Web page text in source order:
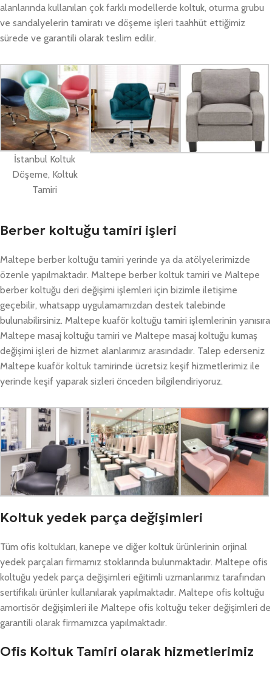
alanlarında kullanılan çok farklı modellerde koltuk, oturma grubu
ve sandalyelerin tamiratı ve döşeme işleri taahhüt ettiğimiz
sürede ve garantili olarak teslim edilir.
İstanbul Koltuk
Döşeme, Koltuk
Tamiri
Berber koltuğu tamiri işleri
Maltepe berber koltuğu tamiri yerinde ya da atölyelerimizde
özenle yapılmaktadır. Maltepe berber koltuk tamiri ve Maltepe
berber koltuğu deri değişimi işlemleri için bizimle iletişime
geçebilir, whatsapp uygulamamızdan destek talebinde
bulunabilirsiniz. Maltepe kuaför koltuğu tamiri işlemlerinin yanısıra
Maltepe masaj koltuğu tamiri ve Maltepe masaj koltuğu kumaş
değişimi işleri de hizmet alanlarımız arasındadır. Talep ederseniz
Maltepe kuaför koltuk tamirinde ücretsiz keşif hizmetlerimiz ile
yerinde keşif yaparak sizleri önceden bilgilendiriyoruz.
Koltuk yedek parça değişimleri
Tüm ofis koltukları, kanepe ve diğer koltuk ürünlerinin orjinal
yedek parçaları firmamız stoklarında bulunmaktadır. Maltepe ofis
koltuğu yedek parça değişimleri eğitimli uzmanlarımız tarafından
sertifikalı ürünler kullanılarak yapılmaktadır. Maltepe ofis koltuğu
amortisör değişimleri ile Maltepe ofis koltuğu teker değişimleri de
garantili olarak firmamızca yapılmaktadır.
Ofis Koltuk Tamiri olarak hizmetlerimiz